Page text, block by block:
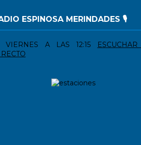
ESPINOSA MERINDADES 🎙️
A LAS 12:15